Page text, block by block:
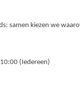
samen kiezen we
(Iedereen)